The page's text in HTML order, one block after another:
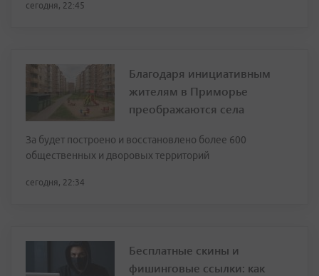
сегодня, 22:45
Благодаря инициативным
жителям в Приморье
преображаются села
За будет построено и восстановлено более 600
общественных и дворовых территорий
сегодня, 22:34
Бесплатные скины и
фишинговые ссылки: как